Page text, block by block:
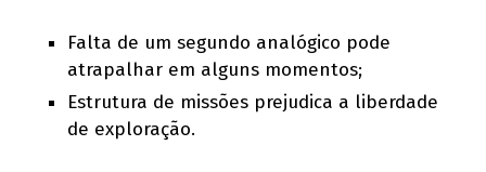
Falta de um segundo analógico pode
atrapalhar em alguns momentos;
Estrutura de missões prejudica a liberdade
de exploração.